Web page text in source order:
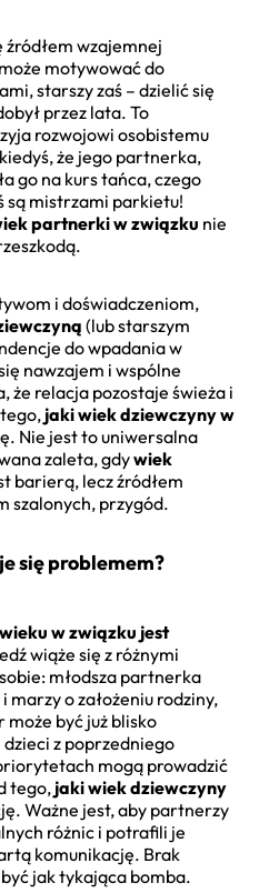
źródłem wzajemnej
motywować do
starszy zaś – dzielić się
przez lata. To
rozwojowi osobistemu
że jego partnerka,
go na kurs tańca, czego
są mistrzami parkietu!
partnerki w związku nie
i doświadczeniom,
(lub starszym
do wpadania w
nawzajem i wspólne
że relacja pozostaje świeża i
jaki wiek dziewczyny w
Nie jest to uniwersalna
zaleta, gdywiek
barierą, lecz źródłem
szalonych, przygód.
się problemem?
w związku jest
wiąże się z różnymi
młodsza partnerka
o założeniu rodziny,
być już blisko
z poprzedniego
mogą prowadzić
tego, jaki wiek dziewczyny
Ważne jest, aby partnerzy
różnic i potrafili je
komunikację. Brak
jak tykająca bomba.